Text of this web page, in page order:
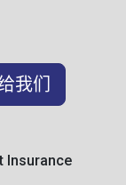
我们
Insurance